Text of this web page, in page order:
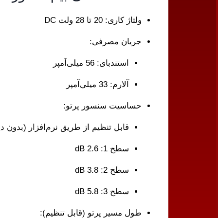
ولتاژ کاری: 20 تا 28 ولت DC
جریان مصرفی:
استندبای: 56 میلی‌آمپر
آلارم: 33 میلی‌آمپر
حساسیت سنسور پرتو:
قابل تنظیم از طریق نرم‌افزار (بدون
سطح 1: 2.6 dB
سطح 2: 3.8 dB
سطح 3: 5.8 dB
طول مسیر پرتو (قابل تنظیم):